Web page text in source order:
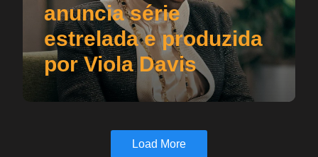
anuncia série
estrelada e produzida
por Viola Davis
Load More